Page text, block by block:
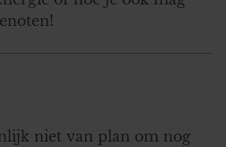
niet van plan om nog